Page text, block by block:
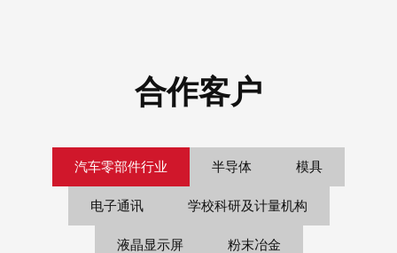
合作客户
汽车零部件行业 半导体 模具
电子通讯 学校科研及计量机构
液晶显示屏 粉末冶金